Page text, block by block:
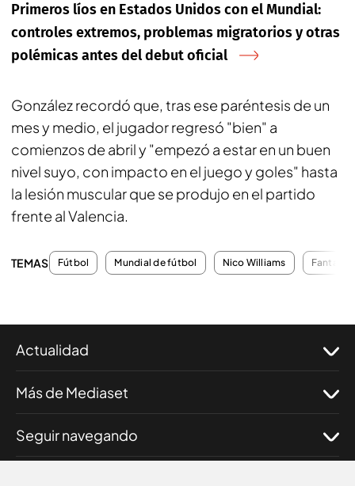
Primeros líos en Estados Unidos con el Mundial:
controles extremos, problemas migratorios y otras
polémicas antes del debut oficial
González recordó que, tras ese paréntesis de un
mes y medio, el jugador regresó "bien" a
comienzos de abril y "empezó a estar en un buen
nivel suyo, con impacto en el juego y goles" hasta
la lesión muscular que se produjo en el partido
frente al Valencia.
TEMAS Fútbol Mundial de fútbol Nico Williams Fantasy
Actualidad
Más de Mediaset
Seguir navegando